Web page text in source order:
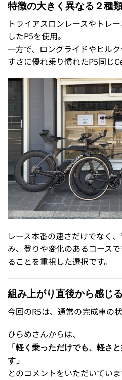
特徴の大きく異なる２種
トライアスロンレースやトレ
したP5を使用。
一方で、ロングライドやヒル
すさに優れ乗り慣れたP5同じ
レース本番の速さだけでなく
み、登りや変化のあるコース
ることを重視した選択です。
組み上がり直後から感じ
今回のR5は、通常の完成車の
ひらめさんからは、
「軽く乗っただけでも、軽さ
す」
とのコメントをいただいていま